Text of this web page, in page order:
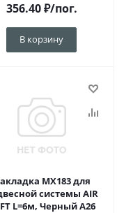
356.40₽/пог.
В корзину
MX183 для
системы AIR
L=6м, Черный А26